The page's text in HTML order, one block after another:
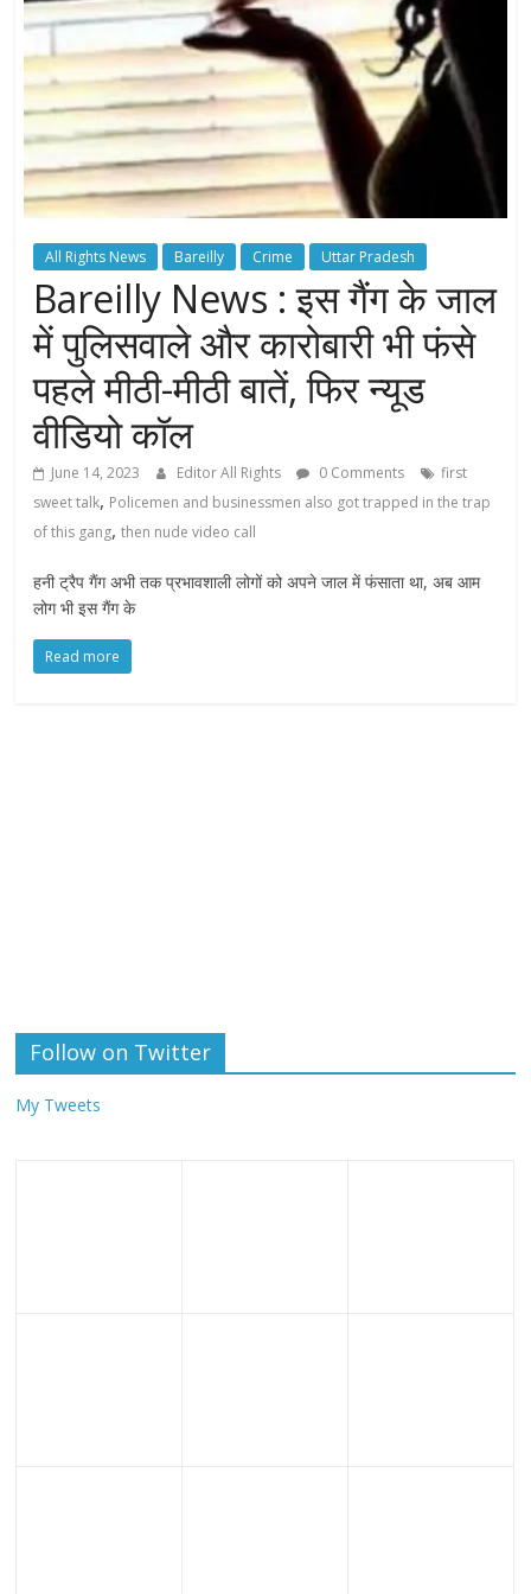
All Rights News Bareilly Crime Uttar Pradesh
Bareilly News : इस गैंग के जाल
में पुलिसवाले और कारोबारी भी फंसे
पहले मीठी-मीठी बातें, फिर न्यूड
वीडियो कॉल
June 14, 2023 Editor All Rights 0 Comments
first
sweet talk, Policemen and businessmen also got trapped in the trap
of this gang,then nude video call
हनी ट्रैप गैंग अभी तक प्रभावशाली लोगों को अपने जाल में फंसाता था, अब आम
लोग भी इस गैंग के
Read more
Follow on Twitter
My Tweets